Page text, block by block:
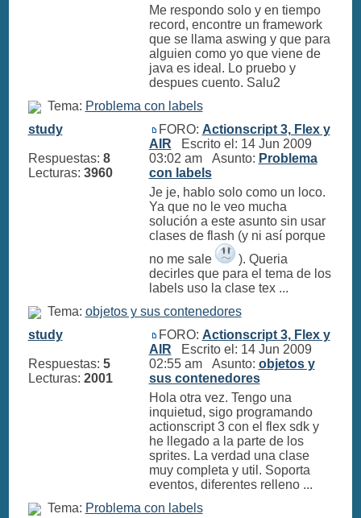
Me respondo solo y en tiempo
record, encontre un framework
que se llama aswing y que para
alguien como yo que viene de
java es ideal. Lo pruebo y
despues cuento. Salu2
Tema: Problema con labels
study
Respuestas: 8
Lecturas: 3960
FORO: Actionscript 3, Flex y
AIR Escrito el: 14 Jun 2009
03:02 am Asunto: Problema
con labels
Je je, hablo solo como un loco.
Ya que no le veo mucha
solución a este asunto sin usar
clases de flash (y ni así porque
no me sale
). Queria
decirles que para el tema de los
labels uso la clase tex ...
Tema: objetos y sus contenedores
study
Respuestas: 5
Lecturas: 2001
FORO: Actionscript 3, Flex y
AIR Escrito el: 14 Jun 2009
02:55 am Asunto: objetos y
sus contenedores
Hola otra vez. Tengo una
inquietud, sigo programando
actionscript 3 con el flex sdk y
he llegado a la parte de los
sprites. La verdad una clase
muy completa y util. Soporta
eventos, diferentes relleno ...
Tema: Problema con labels